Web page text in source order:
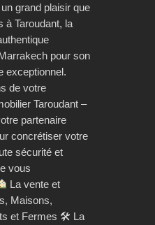
grand plaisir que
à Taroudant, la
pour son
exceptionnel.
de votre
Taroudant –
partenaire
concrétiser votre
sécurité et
vous
La vente et
Maisons,
et Fermes 🛠 La